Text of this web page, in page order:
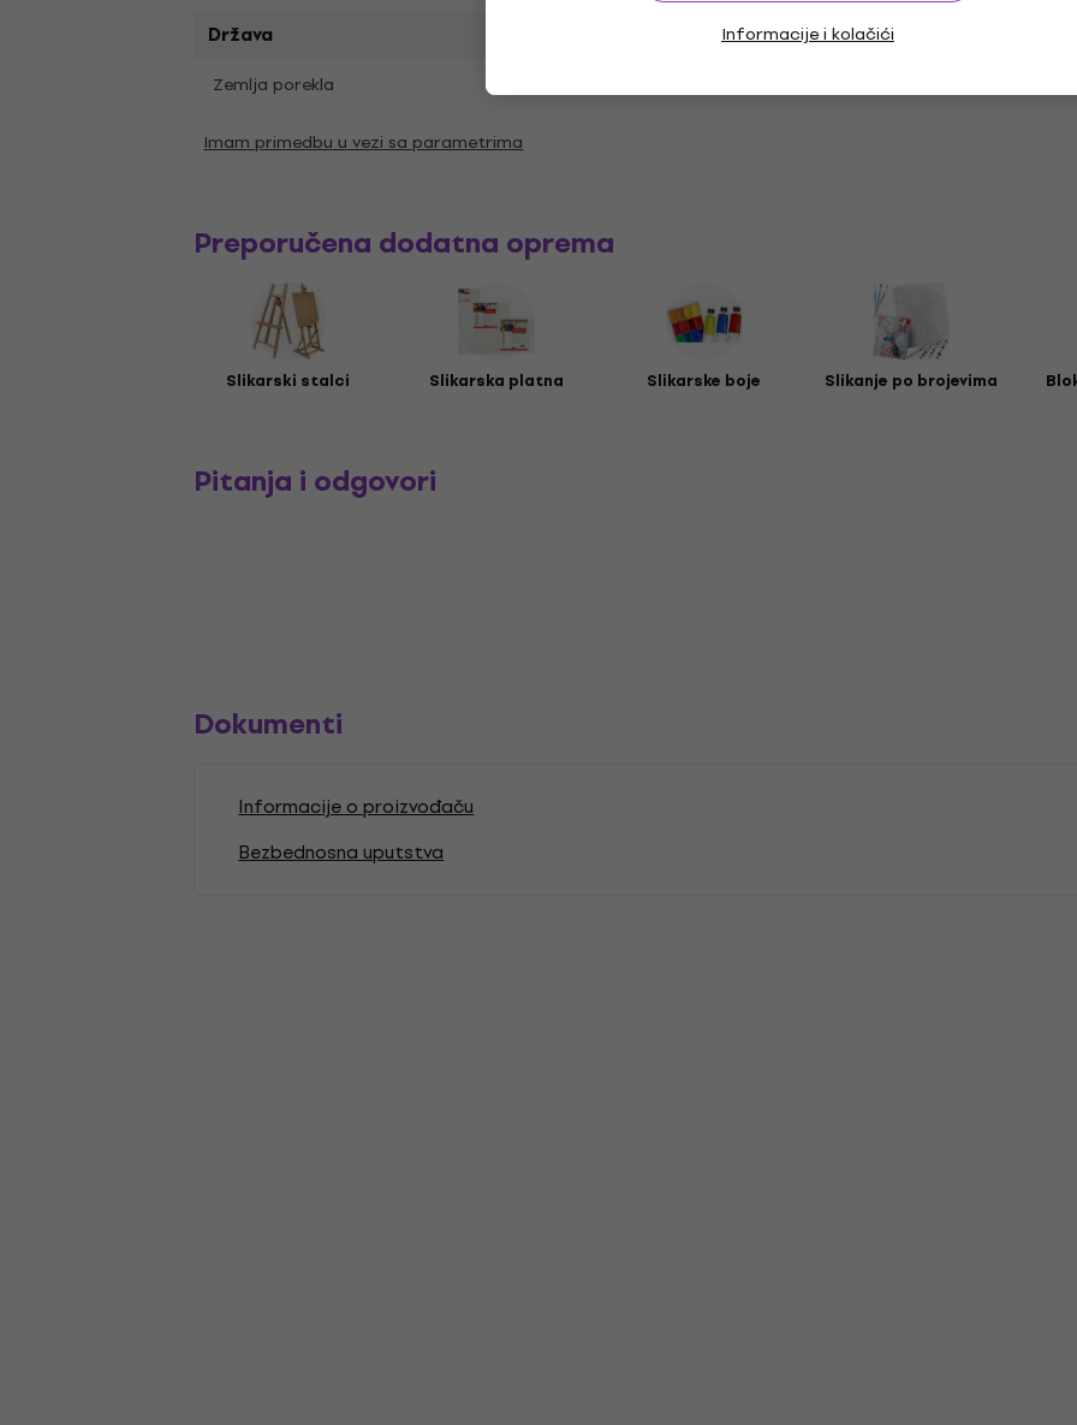
Informacije i kolačići
Država
Zemlja porekla
Imam primedbu u vezi sa parametrima
Preporučena dodatna oprema
Slikarski stalci Slikarska platna Slikarske boje Slikanje po brojevima
Pitanja i odgovori
Dokumenti
Informacije o proizvođaču
Bezbednosna uputstva